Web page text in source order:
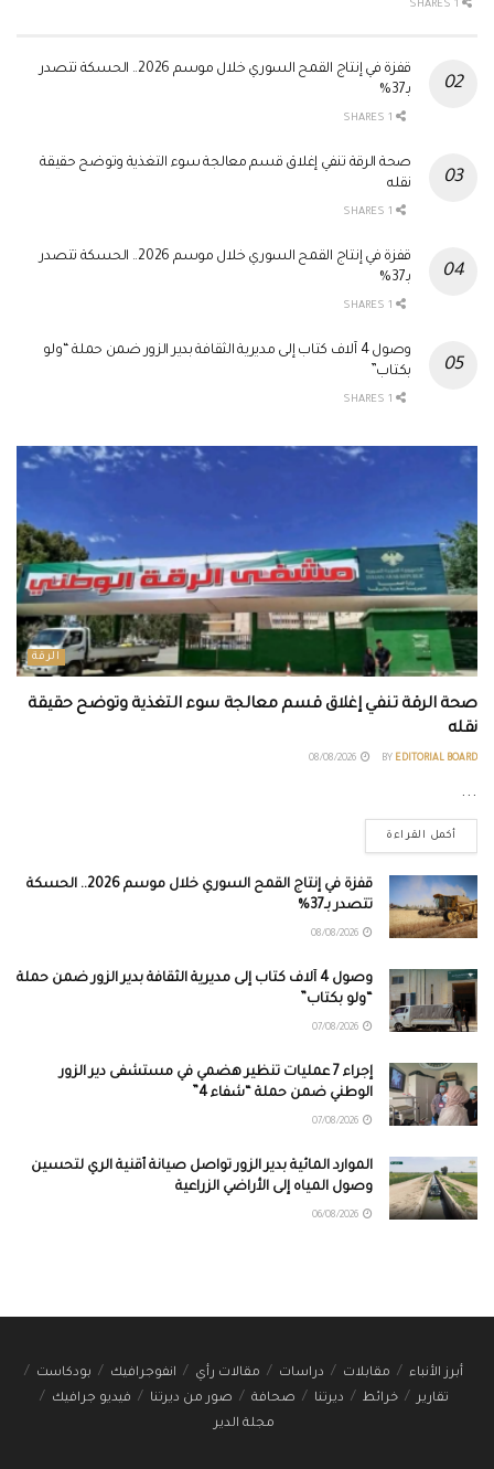
قفزة في إنتاج القمح السوري خلال موسم 2026.. الحسكة تتصدر
بـ37%
صحة الرقة تنفي إغلاق قسم معالجة سوء التغذية وتوضح حقيقة
نقله
قفزة في إنتاج القمح السوري خلال موسم 2026.. الحسكة تتصدر
بـ37%
وصول 4 آلاف كتاب إلى مديرية الثقافة بدير الزور ضمن حملة “ولو
بكتاب”
الرقة
صحة الرقة تنفي إغلاق قسم معالجة سوء التغذية وتوضح حقيقة
نقله
BY EDITORIAL BOARD
...
أكمل القراءة
قفزة في إنتاج القمح السوري خلال موسم 2026.. الحسكة
تتصدر بـ37%
وصول 4 آلاف كتاب إلى مديرية الثقافة بدير الزور ضمن حملة
“ولو بكتاب”
إجراء 7 عمليات تنظير هضمي في مستشفى دير الزور
الوطني ضمن حملة “شفاء 4”
الموارد المائية بدير الزور تواصل صيانة أقنية الري لتحسين
وصول المياه إلى الأراضي الزراعية
أبرز الأنباء مقابلات دراسات مقالات رأي انفوجرافيك
بودكاست
تقارير
خرائط ديرتنا صحافة صور من ديرتنا
فيديو جرافيك
مجلة الدير